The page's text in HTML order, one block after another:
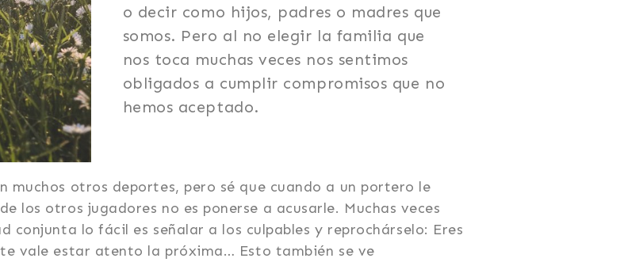
o decir como hijos, padres o madres que
somos. Pero al no elegir la familia que
nos toca muchas veces nos sentimos
obligados a cumplir compromisos que no
hemos aceptado.
muchos otros deportes, pero sé que cuando a un portero le
los otros jugadores no es ponerse a acusarle. Muchas veces
conjunta lo fácil es señalar a los culpables y reprochárselo: Eres
vale estar atento la próxima… Esto también se ve